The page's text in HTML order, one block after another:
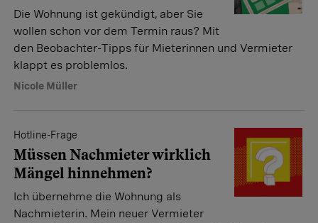
Die Wohnung ist gekündigt, aber Sie
wollen schon vor dem Termin raus? Mit
den Beobachter-Tipps für Mieterinnen und Vermieter
klappt es problemlos.
Nicole Müller
Hotline-Frage
Müssen Nachmieter wirklich
Mängel hinnehmen?
Ich übernehme die Wohnung als
Nachmieterin. Mein neuer Vermieter